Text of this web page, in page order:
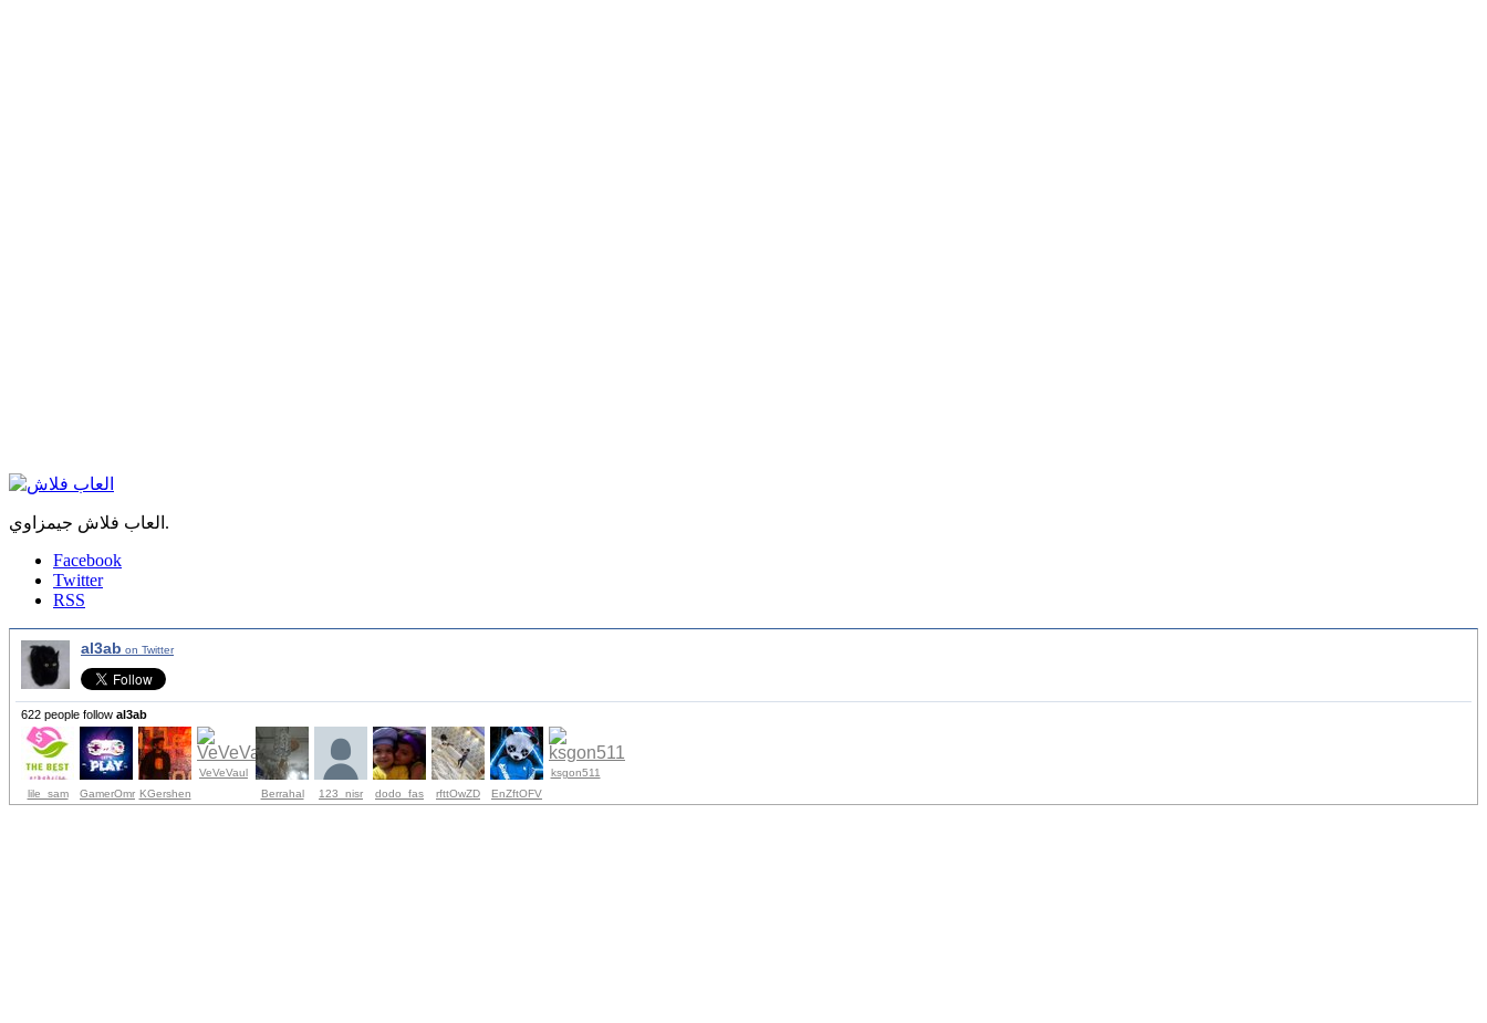
العاب فلاش جيمزاوي.
Facebook
Twitter
RSS
al3ab on Twitter
622 people follow al3ab
lile_sam GamerOmr KGershen
VeVeVaul
Berrahal
123_nisr dodo_fas rfttOwZD EnZftOFV
ksgon511